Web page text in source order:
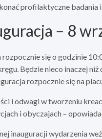
profilaktyczne
– 8
się o godzinie
Będzie nieco inaczej
rozpocznie się na
i odwagi w tworzeniu
i obyczajach –
inauguracji wydarzenia